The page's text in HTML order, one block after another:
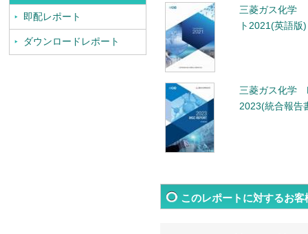
即配レポート
ダウンロードレポート
三菱ガス化学
ト2021(英語版)
三菱ガス化学
2023(統合報告
このレポートに対するお客